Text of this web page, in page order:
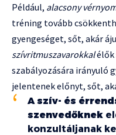
Például, alacsony
tréning tovább
gyengeséget, sőt, akár
szívritmuszavarokkalélők
szabályozására irányuló
jelentenek előnyt, sőt,
A szív- és
szenvedőknek
konzultáljanak